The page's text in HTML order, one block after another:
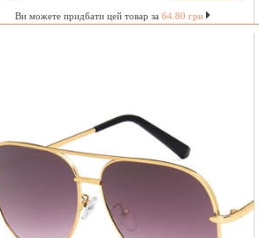
Ви можете придбати цей товар за 64.80 грн